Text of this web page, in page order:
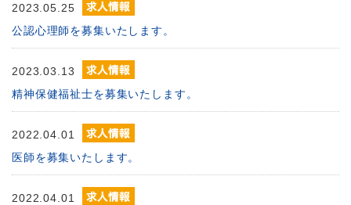
2023.05.25
公認心理師を募集いたします。
2023.03.13
精神保健福祉士を募集いたします。
2022.04.01
医師を募集いたします。
2022.04.01